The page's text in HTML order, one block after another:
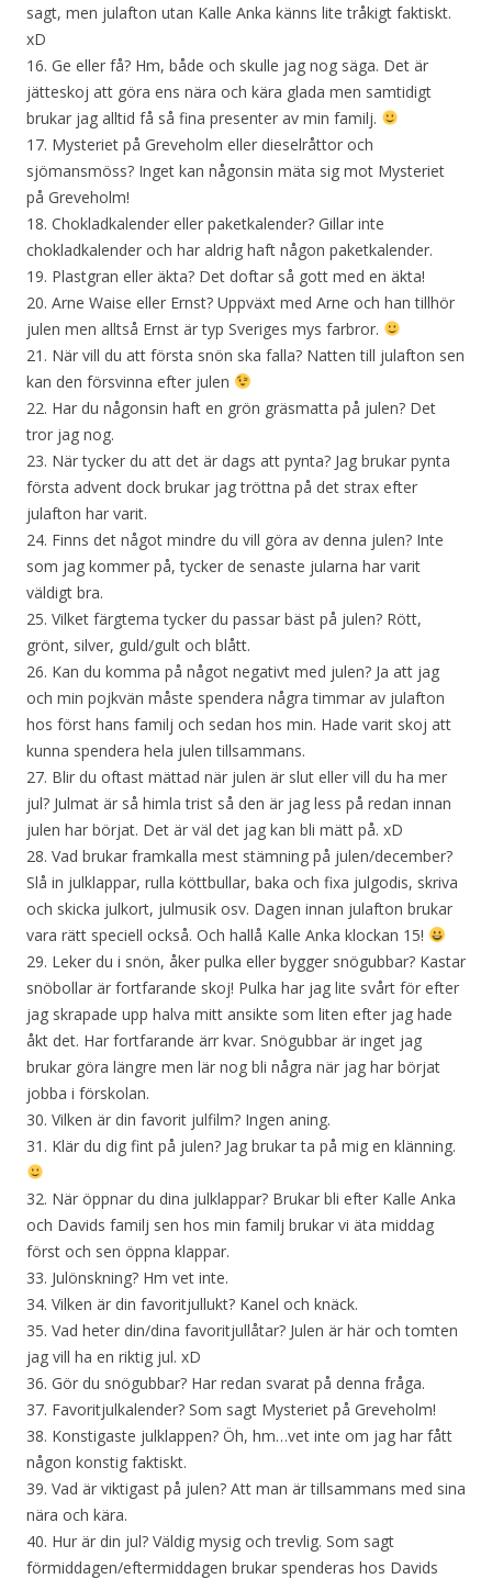
sagt, men julafton utan Kalle Anka känns lite tråkigt faktiskt.
xD
16. Ge eller få? Hm, både och skulle jag nog säga. Det är
jätteskoj att göra ens nära och kära glada men samtidigt
brukar jag alltid få så fina presenter av min familj.
17. Mysteriet på Greveholm eller dieselråttor och
sjömansmöss? Inget kan någonsin mäta sig mot Mysteriet
på Greveholm!
18. Chokladkalender eller paketkalender? Gillar inte
chokladkalender och har aldrig haft någon paketkalender.
19. Plastgran eller äkta? Det doftar så gott med en äkta!
20. Arne Waise eller Ernst? Uppväxt med Arne och han tillhör
julen men alltså Ernst är typ Sveriges mys farbror.
21. När vill du att första snön ska falla? Natten till julafton sen
kan den försvinna efter julen
22. Har du någonsin haft en grön gräsmatta på julen? Det
tror jag nog.
23. När tycker du att det är dags att pynta? Jag brukar pynta
första advent dock brukar jag tröttna på det strax efter
julafton har varit.
24. Finns det något mindre du vill göra av denna julen? Inte
som jag kommer på, tycker de senaste jularna har varit
väldigt bra.
25. Vilket färgtema tycker du passar bäst på julen? Rött,
grönt, silver, guld/gult och blått.
26. Kan du komma på något negativt med julen? Ja att jag
och min pojkvän måste spendera några timmar av julafton
hos först hans familj och sedan hos min. Hade varit skoj att
kunna spendera hela julen tillsammans.
27. Blir du oftast mättad när julen är slut eller vill du ha mer
jul? Julmat är så himla trist så den är jag less på redan innan
julen har börjat. Det är väl det jag kan bli mätt på. xD
28. Vad brukar framkalla mest stämning på julen/december?
Slå in julklappar, rulla köttbullar, baka och fixa julgodis, skriva
och skicka julkort, julmusik osv. Dagen innan julafton brukar
vara rätt speciell också. Och hallå Kalle Anka klockan 15!
29. Leker du i snön, åker pulka eller bygger snögubbar? Kastar
snöbollar är fortfarande skoj! Pulka har jag lite svårt för efter
jag skrapade upp halva mitt ansikte som liten efter jag hade
åkt det. Har fortfarande ärr kvar. Snögubbar är inget jag
brukar göra längre men lär nog bli några när jag har börjat
jobba i förskolan.
30. Vilken är din favorit julfilm? Ingen aning.
31. Klär du dig fint på julen? Jag brukar ta på mig en klänning.
32. När öppnar du dina julklappar? Brukar bli efter Kalle Anka
och Davids familj sen hos min familj brukar vi äta middag
först och sen öppna klappar.
33. Julönskning? Hm vet inte.
34. Vilken är din favoritjullukt? Kanel och knäck.
35. Vad heter din/dina favoritjullåtar? Julen är här och tomten
jag vill ha en riktig jul. xD
36. Gör du snögubbar? Har redan svarat på denna fråga.
37. Favoritjulkalender? Som sagt Mysteriet på Greveholm!
38. Konstigaste julklappen? Öh, hm…vet inte om jag har fått
någon konstig faktiskt.
39. Vad är viktigast på julen? Att man är tillsammans med sina
nära och kära.
40. Hur är din jul? Väldig mysig och trevlig. Som sagt
förmiddagen/eftermiddagen brukar spenderas hos Davids